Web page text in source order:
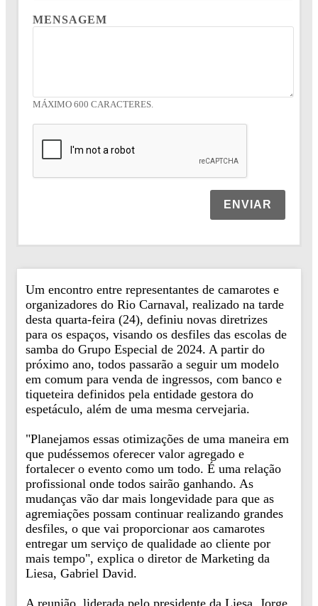
MENSAGEM
MÁXIMO 600 CARACTERES.
ENVIAR
Um encontro entre representantes de camarotes e
organizadores do Rio Carnaval, realizado na tarde
desta quarta-feira (24), definiu novas diretrizes
para os espaços, visando os desfiles das escolas de
samba do Grupo Especial de 2024. A partir do
próximo ano, todos passarão a seguir um modelo
em comum para venda de ingressos, com banco e
tiqueteira definidos pela entidade gestora do
espetáculo, além de uma mesma cervejaria.
"Planejamos essas otimizações de uma maneira em
que pudéssemos oferecer valor agregado e
fortalecer o evento como um todo. É uma relação
profissional onde todos sairão ganhando. As
mudanças vão dar mais longevidade para que as
agremiações possam continuar realizando grandes
desfiles, o que vai proporcionar aos camarotes
entregar um serviço de qualidade ao cliente por
mais tempo", explica o diretor de Marketing da
Liesa, Gabriel David.